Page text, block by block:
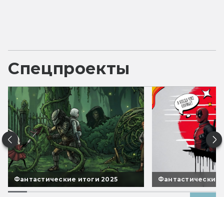
Спецпроекты
Фантастические итоги 2025 Фантастические